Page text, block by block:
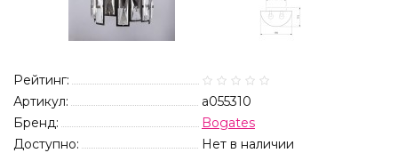
Рейтинг:
Артикул:
a055310
Бренд:
Bogates
Доступно:
Нет в наличии